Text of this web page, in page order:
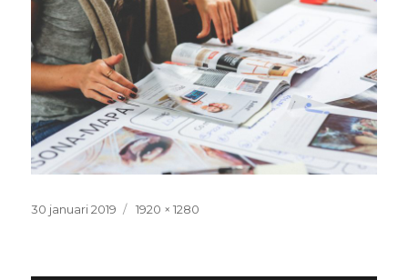
Geplaatst
30 januari 2019
Volledige
1920 × 1280